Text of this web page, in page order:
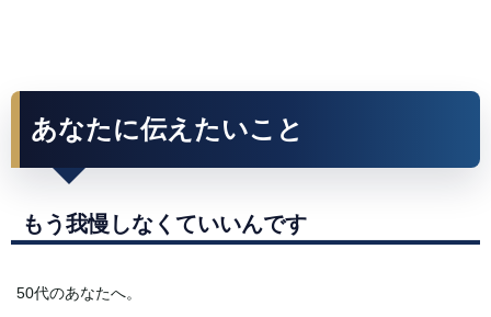
あなたに伝えたいこと
もう我慢しなくていいんです
50代のあなたへ。